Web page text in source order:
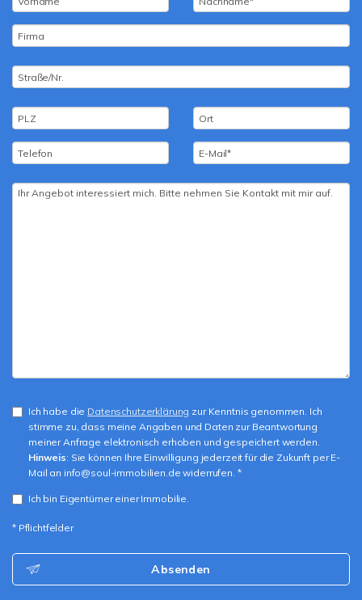
Ich habe die Datenschutzerklärung zur Kenntnis genommen. Ich
stimme zu, dass meine Angaben und Daten zur Beantwortung
meiner Anfrage elektronisch erhoben und gespeichert werden.
Hinweis: Sie können Ihre Einwilligung jederzeit für die Zukunft per E-
Mail an info@soul-immobilien.de widerrufen. *
Ich bin Eigentümer einer Immobilie.
* Pflichtfelder
Absenden